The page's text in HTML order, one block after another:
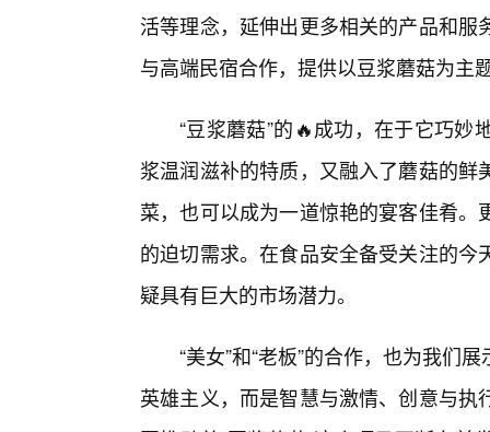
活等理念，延伸出更多相关的产品和
与高端民宿合作，提供以豆浆蘑菇为主
“豆浆蘑菇”的🔥成功，在于它巧
浆温润滋补的特质，又融入了蘑菇的
菜，也可以成为一道惊艳的宴客佳肴
的迫切需求。在食品安全备受关注的
疑具有巨大的市场潜力。
“美女”和“老板”的合作，也为我们
英雄主义，而是智慧与激情、创意与